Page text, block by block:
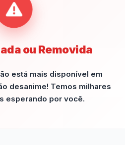
ou Removida
está mais disponível em
desanime! Temos milhares
esperando por você.